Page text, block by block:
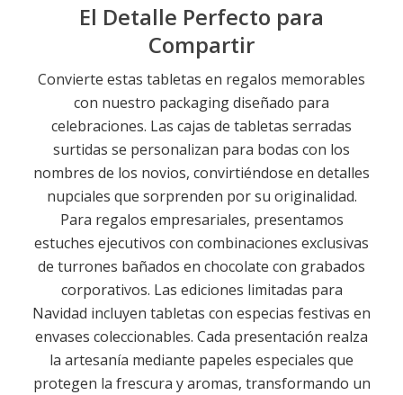
El Detalle Perfecto para
Compartir
Convierte estas tabletas en regalos memorables
con nuestro packaging diseñado para
celebraciones. Las cajas de tabletas serradas
surtidas se personalizan para bodas con los
nombres de los novios, convirtiéndose en detalles
nupciales que sorprenden por su originalidad.
Para regalos empresariales, presentamos
estuches ejecutivos con combinaciones exclusivas
de turrones bañados en chocolate con grabados
corporativos. Las ediciones limitadas para
Navidad incluyen tabletas con especias festivas en
envases coleccionables. Cada presentación realza
la artesanía mediante papeles especiales que
protegen la frescura y aromas, transformando un